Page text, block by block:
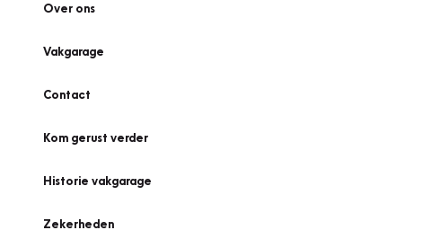
Over ons
Vakgarage
Contact
Kom gerust verder
Historie vakgarage
Zekerheden